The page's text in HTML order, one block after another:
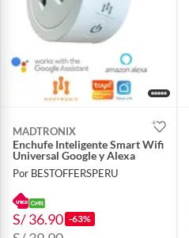
MADTRONIX
Enchufe Inteligente Smart Wifi
Universal Google y Alexa
Por BESTOFFERSPERU
S/ 36.90 -63%